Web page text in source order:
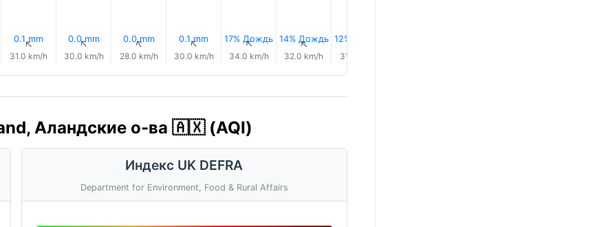
0.1 mm
↑
31.0 km/h
0.0 mm
↑
30.0 km/h
0.0 mm
↑
28.0 km/h
0.1 mm
↑
30.0 km/h
17% Дождь
↑
34.0 km/h
14% Дождь
↑
32.0 km/h
12% Дождь
31.0 km/h
Аландские о-ва 🇦🇽 (AQI)
Индекс UK DEFRA
Department for Environment, Food & Rural Affairs